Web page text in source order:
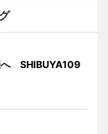
へ SHIBUYA109